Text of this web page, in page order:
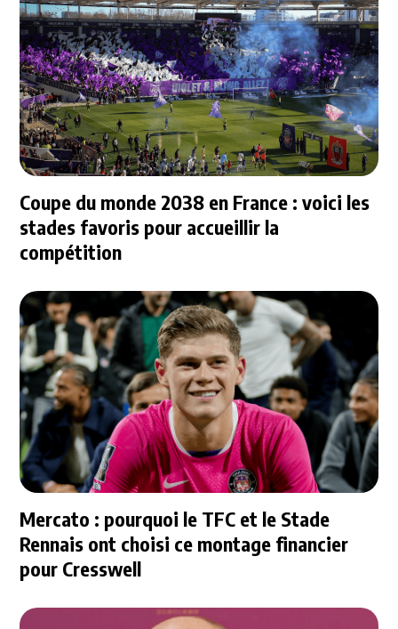
Coupe du monde 2038 en France : voici les
stades favoris pour accueillir la
compétition
Mercato : pourquoi le TFC et le Stade
Rennais ont choisi ce montage financier
pour Cresswell